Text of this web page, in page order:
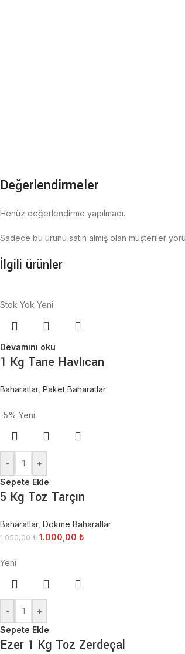
Değerlendirmeler
Henüz değerlendirme yapılmadı.
Sadece bu ürünü satın almış olan müşteriler
İlgili ürünler
Stok Yok Yeni
Devamını oku
1 Kg Tane Havlıcan
Baharatlar, Paket Baharatlar
-5% Yeni
-
+
Sepete Ekle
5 Kg Toz Tarçın
Baharatlar, Dökme Baharatlar
1.050,00₺ 1.000,00 ₺
Yeni
-
+
Sepete Ekle
Ezer 1 Kg Toz Zerdeçal